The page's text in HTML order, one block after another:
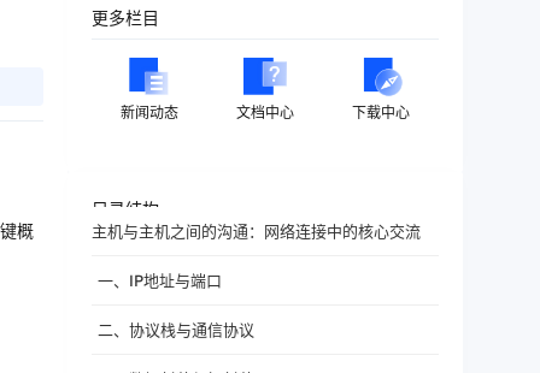
概
更多栏目
新闻动态 文档中心 下载中心
目录结构
主机与主机之间的沟通：网络连接中的核心交流
一、IP地址与端口
二、协议栈与通信协议